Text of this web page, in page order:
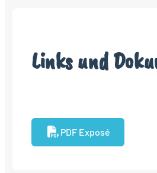
Links und
PDF Exposé